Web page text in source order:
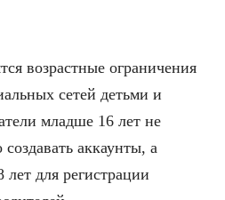
возрастные ограничения
сетей детьми и
младше 16 лет не
создавать аккаунты, а
лет для регистрации